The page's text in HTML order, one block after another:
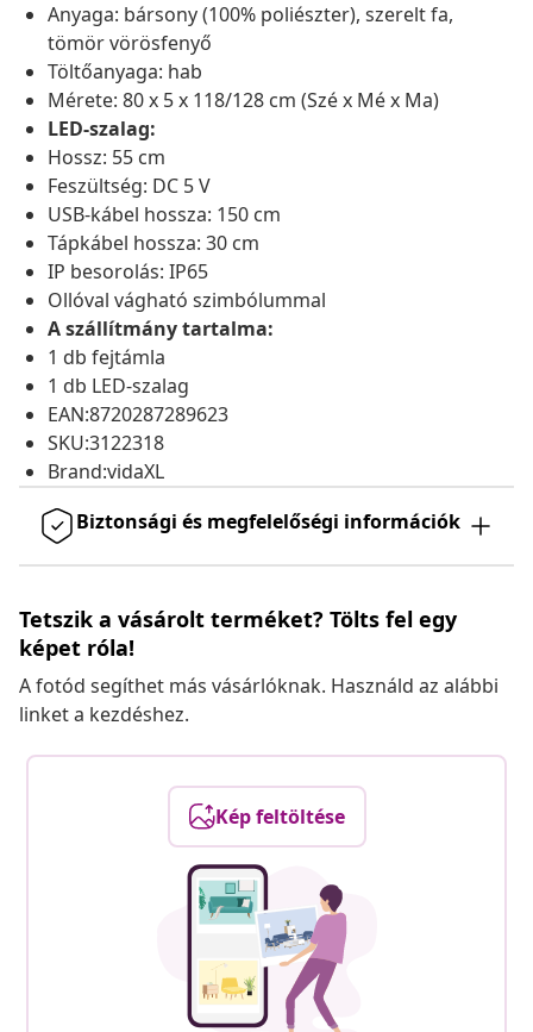
Anyaga: bársony (100% poliészter), szerelt fa,
tömör vörösfenyő
Töltőanyaga: hab
Mérete: 80 x 5 x 118/128 cm (Szé x Mé x Ma)
LED-szalag:
Hossz: 55 cm
Feszültség: DC 5 V
USB-kábel hossza: 150 cm
Tápkábel hossza: 30 cm
IP besorolás: IP65
Ollóval vágható szimbólummal
A szállítmány tartalma:
1 db fejtámla
1 db LED-szalag
EAN:8720287289623
SKU:3122318
Brand:vidaXL
Biztonsági és megfelelőségi információk
Tetszik a vásárolt terméket? Tölts fel egy
képet róla!
A fotód segíthet más vásárlóknak. Használd az alábbi
linket a kezdéshez.
Kép feltöltése